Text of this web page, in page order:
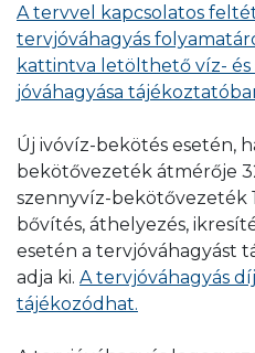
A tervvel kapcsolatos
tervjóváhagyás
kattintva letölthető víz-
jóváhagyása
Új ivóvíz-bekötés esetén,
bekötővezeték átmérője
szennyvíz-bekötővezeték
bővítés, áthelyezés,
esetén a tervjóváhagyást
adja ki. A tervjóváhagyás
tájékozódhat.